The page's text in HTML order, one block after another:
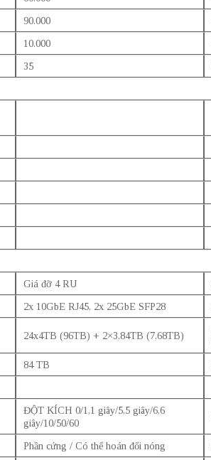
90.000
10.000
35
Giá đỡ 4 RU
2x 10GbE RJ45, 2x 25GbE SFP28
24x4TB (96TB) + 2×3,84TB (7,68TB)
84 TB
ĐỘT KÍCH 0/1,1 giây/5,5 giây/6,6
giây/10/50/60
Phần cứng / Có thể hoán đổi nóng